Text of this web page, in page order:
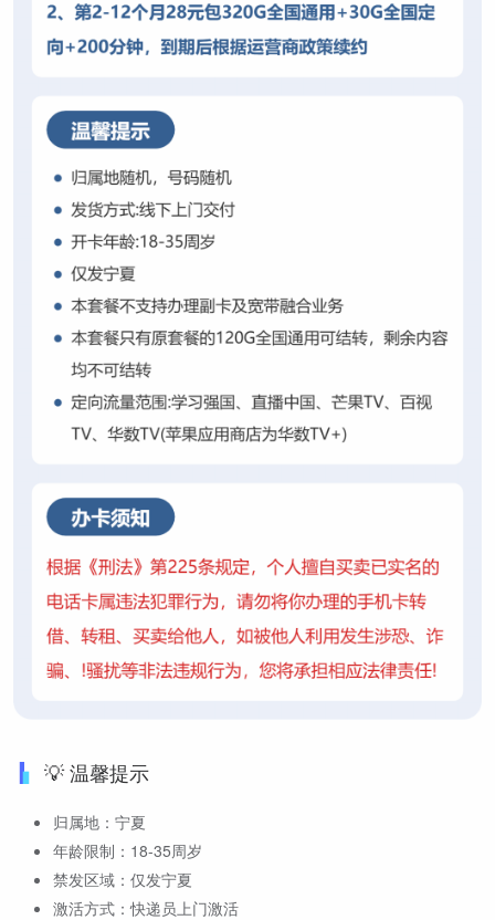
💡 温馨提示
归属地：宁夏
年龄限制：18-35周岁
禁发区域：仅发宁夏
激活方式：快递员上门激活